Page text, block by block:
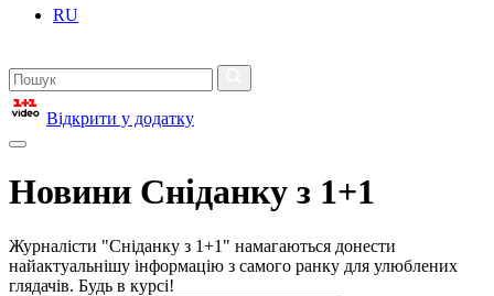
RU
Відкрити у додатку
Новини Сніданку з 1+1
Журналісти "Сніданку з 1+1" намагаються донести
найактуальнішу інформацію з самого ранку для улюблених
глядачів. Будь в курсі!